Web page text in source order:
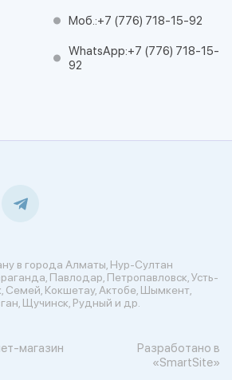
Моб.:+7 (776) 718-15-92
WhatsApp:+7 (776) 718-15-
92
в города Алматы, Нур-Султан
Павлодар, Петропавловск, Усть-
Семей, Кокшетау, Актобе, Шымкент,
Щучинск, Рудный и др.
магазин
Разработано в
«SmartSite»